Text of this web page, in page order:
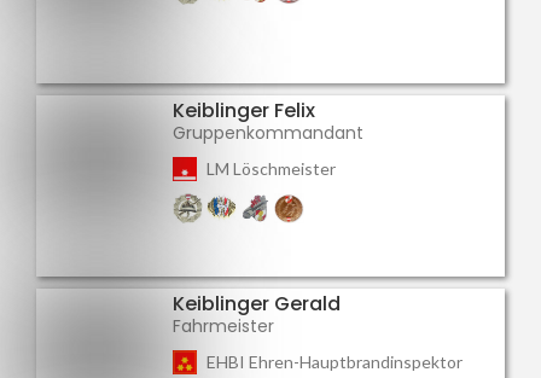
Keiblinger Felix
Gruppenkommandant
LM Löschmeister
Keiblinger Gerald
Fahrmeister
EHBI Ehren-Hauptbrandinspektor